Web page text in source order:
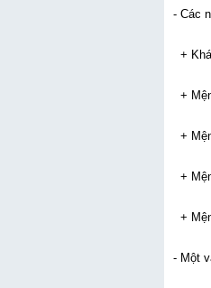
- Các
+
+
+
+
+
- Một